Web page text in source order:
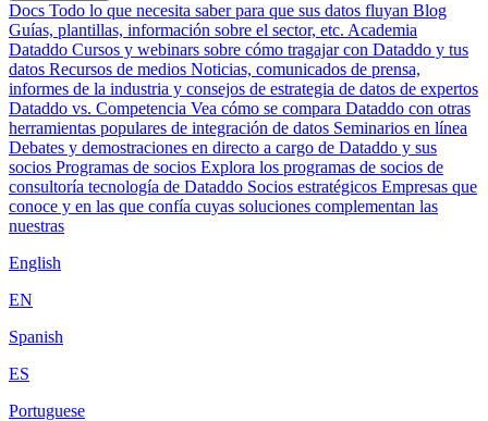
Docs Todo lo que necesita saber para que sus datos fluyan Blog
Guías, plantillas, información sobre el sector, etc. Academia
Dataddo Cursos y webinars sobre cómo tragajar con Dataddo y tus
datos Recursos de medios Noticias, comunicados de prensa,
informes de la industria y consejos de estrategia de datos de expertos
Dataddo vs. Competencia Vea cómo se compara Dataddo con otras
herramientas populares de integración de datos Seminarios en línea
Debates y demostraciones en directo a cargo de Dataddo y sus
socios Programas de socios Explora los programas de socios de
consultoría tecnología de Dataddo Socios estratégicos Empresas que
conoce y en las que confía cuyas soluciones complementan las
nuestras
English
EN
Spanish
ES
Portuguese